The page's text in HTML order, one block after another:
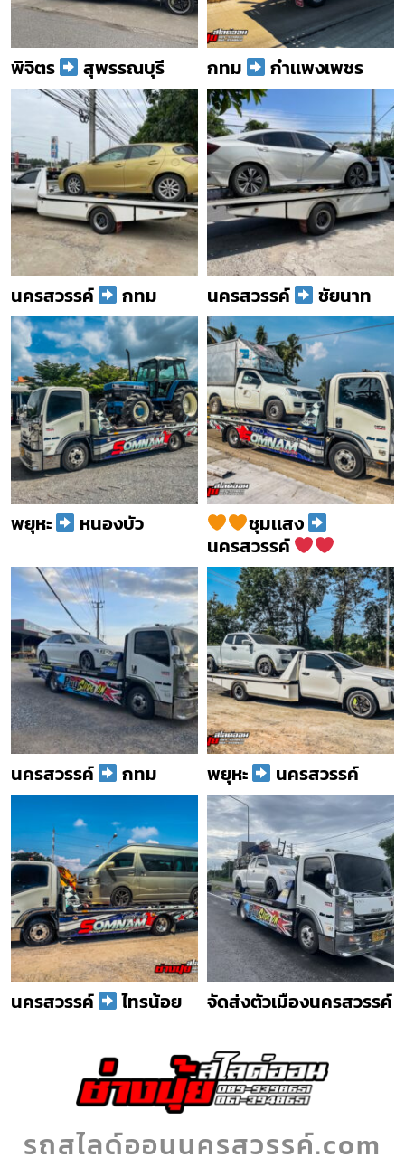
พิจิตร สุพรรณบุรี กทม กำเเพงเพชร
นครสวรรค์ กทม นครสวรรค์ ชัยนาท
พยุหะ หนองบัว
ชุมเเสง
นครสวรรค์
นครสวรรค์ กทม พยุหะ นครสวรรค์
นครสวรรค์ ไทรน้อย จัดส่งตัวเมืองนครสวรรค์
รถสไลด์ออนนครสวรรค์.com